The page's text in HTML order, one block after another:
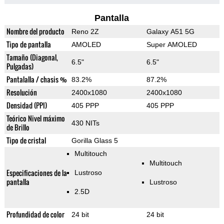
Pantalla
Nombre del producto Reno 2Z Galaxy A51 5G
Tipo de pantalla AMOLED Super AMOLED
Tamaño (Diagonal,
Pulgadas)
6.5" 6.5"
Pantalalla / chasis % 83.2% 87.2%
Resolución 2400x1080 2400x1080
Densidad (PPI) 405 PPP 405 PPP
Teórico Nivel máximo
de Brillo
430 NITs
Tipo de cristal Gorilla Glass 5
Especificaciones de la
pantalla
Multitouch
Lustroso
2.5D
Multitouch
Lustroso
Profundidad de color 24 bit 24 bit